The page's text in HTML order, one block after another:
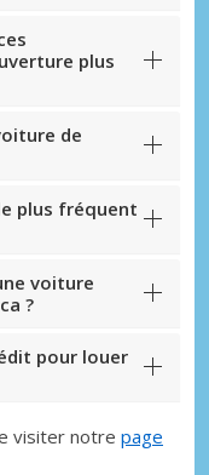
plus
de
plus fréquent
voiture
?
pour louer
visiter notre page